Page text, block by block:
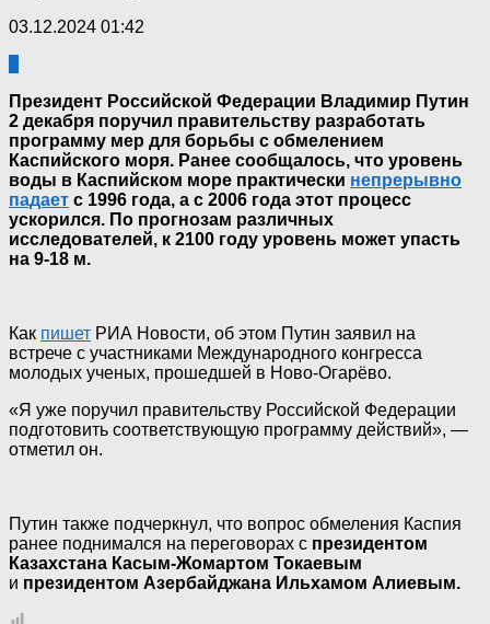
03.12.2024 01:42
Президент Российской Федерации Владимир Путин
2 декабря поручил правительству разработать
программу мер для борьбы с обмелением
Каспийского моря. Ранее сообщалось, что уровень
воды в Каспийском море практически непрерывно
падает с 1996 года, а с 2006 года этот процесс
ускорился. По прогнозам различных
исследователей, к 2100 году уровень может упасть
на 9-18 м.
Как пишет РИА Новости, об этом Путин заявил на
встрече с участниками Международного конгресса
молодых ученых, прошедшей в Ново-Огарёво.
«Я уже поручил правительству Российской Федерации
подготовить соответствующую программу действий», —
отметил он.
Путин также подчеркнул, что вопрос обмеления Каспия
ранее поднимался на переговорах с президентом
Казахстана Касым-Жомартом Токаевым
и президентом Азербайджана Ильхамом Алиевым.